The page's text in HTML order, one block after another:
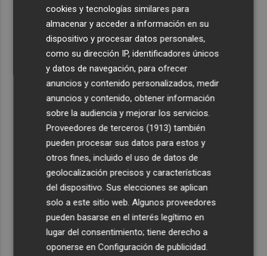
Foios se vuelca con Ferran Torres
Las '200 vidas' que llevaron a Paco Rabal de Águilas a la
cima del cine: un documental recupera la voz y la mirada
del actor
cookies y tecnologías similares para
almacenar y acceder a información en su
dispositivo y procesar datos personales,
como su dirección IP, identificadores únicos
y datos de navegación, para ofrecer
anuncios y contenido personalizados, medir
anuncios y contenido, obtener información
sobre la audiencia y mejorar los servicios.
Proveedores de terceros (1913) también
pueden procesar sus datos para estos y
otros fines, incluido el uso de datos de
geolocalización precisos y características
del dispositivo. Sus elecciones se aplican
solo a este sitio web. Algunos proveedores
pueden basarse en el interés legítimo en
lugar del consentimiento; tiene derecho a
oponerse enConfiguración de publicidad.